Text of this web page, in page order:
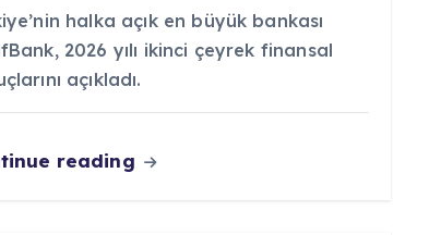
halka açık en büyük bankası
2026 yılı ikinci çeyrek finansal
açıkladı.
reading